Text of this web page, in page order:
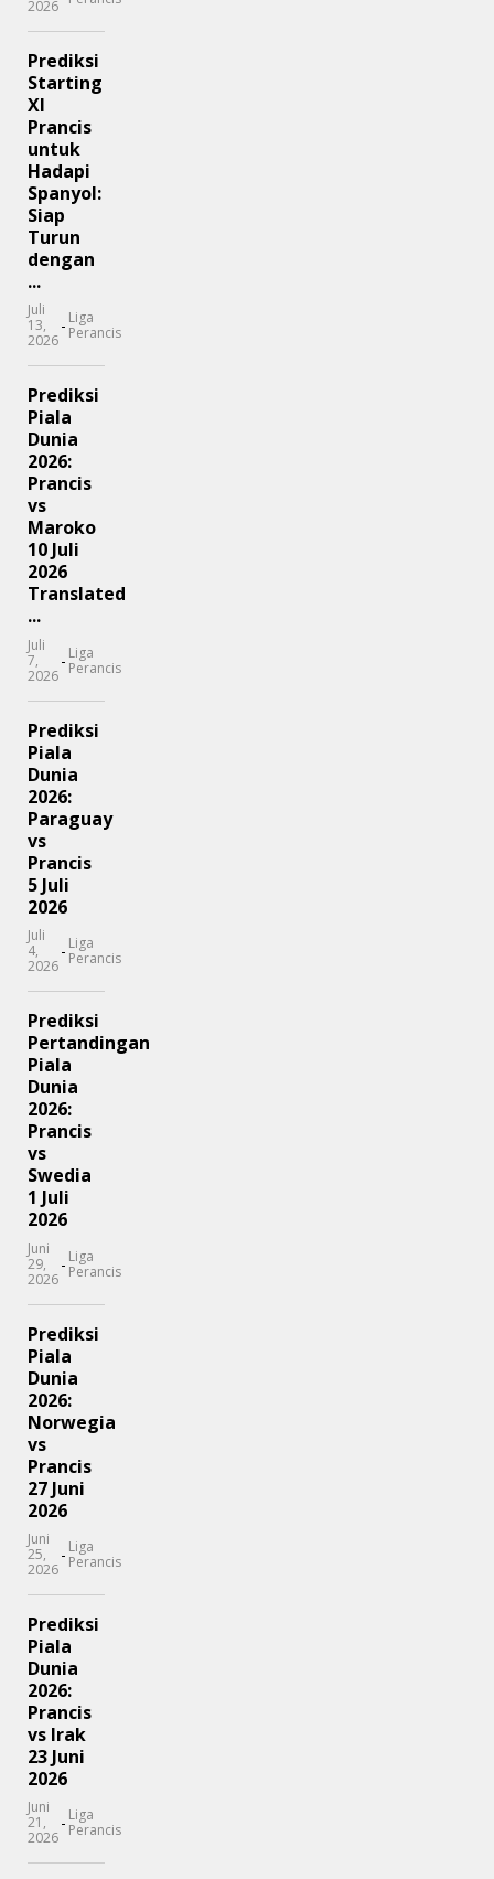
2026
Prediksi
Starting
XI
Prancis
untuk
Hadapi
Spanyol:
Siap
Turun
dengan
...
Juli
13,
2026
- Liga
Perancis
Prediksi
Piala
Dunia
2026:
Prancis
vs
Maroko
10 Juli
2026
Translated
...
Juli
7,
2026
- Liga
Perancis
Prediksi
Piala
Dunia
2026:
Paraguay
vs
Prancis
5 Juli
2026
Juli
4,
2026
- Liga
Perancis
Prediksi
Pertandingan
Piala
Dunia
2026:
Prancis
vs
Swedia
1 Juli
2026
Juni
29,
2026
- Liga
Perancis
Prediksi
Piala
Dunia
2026:
Norwegia
vs
Prancis
27 Juni
2026
Juni
25,
2026
- Liga
Perancis
Prediksi
Piala
Dunia
2026:
Prancis
vs Irak
23 Juni
2026
Juni
21,
2026
- Liga
Perancis